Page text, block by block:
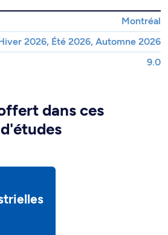
Montréal
2026, Été 2026, Automne 2026
9.0
dans ces